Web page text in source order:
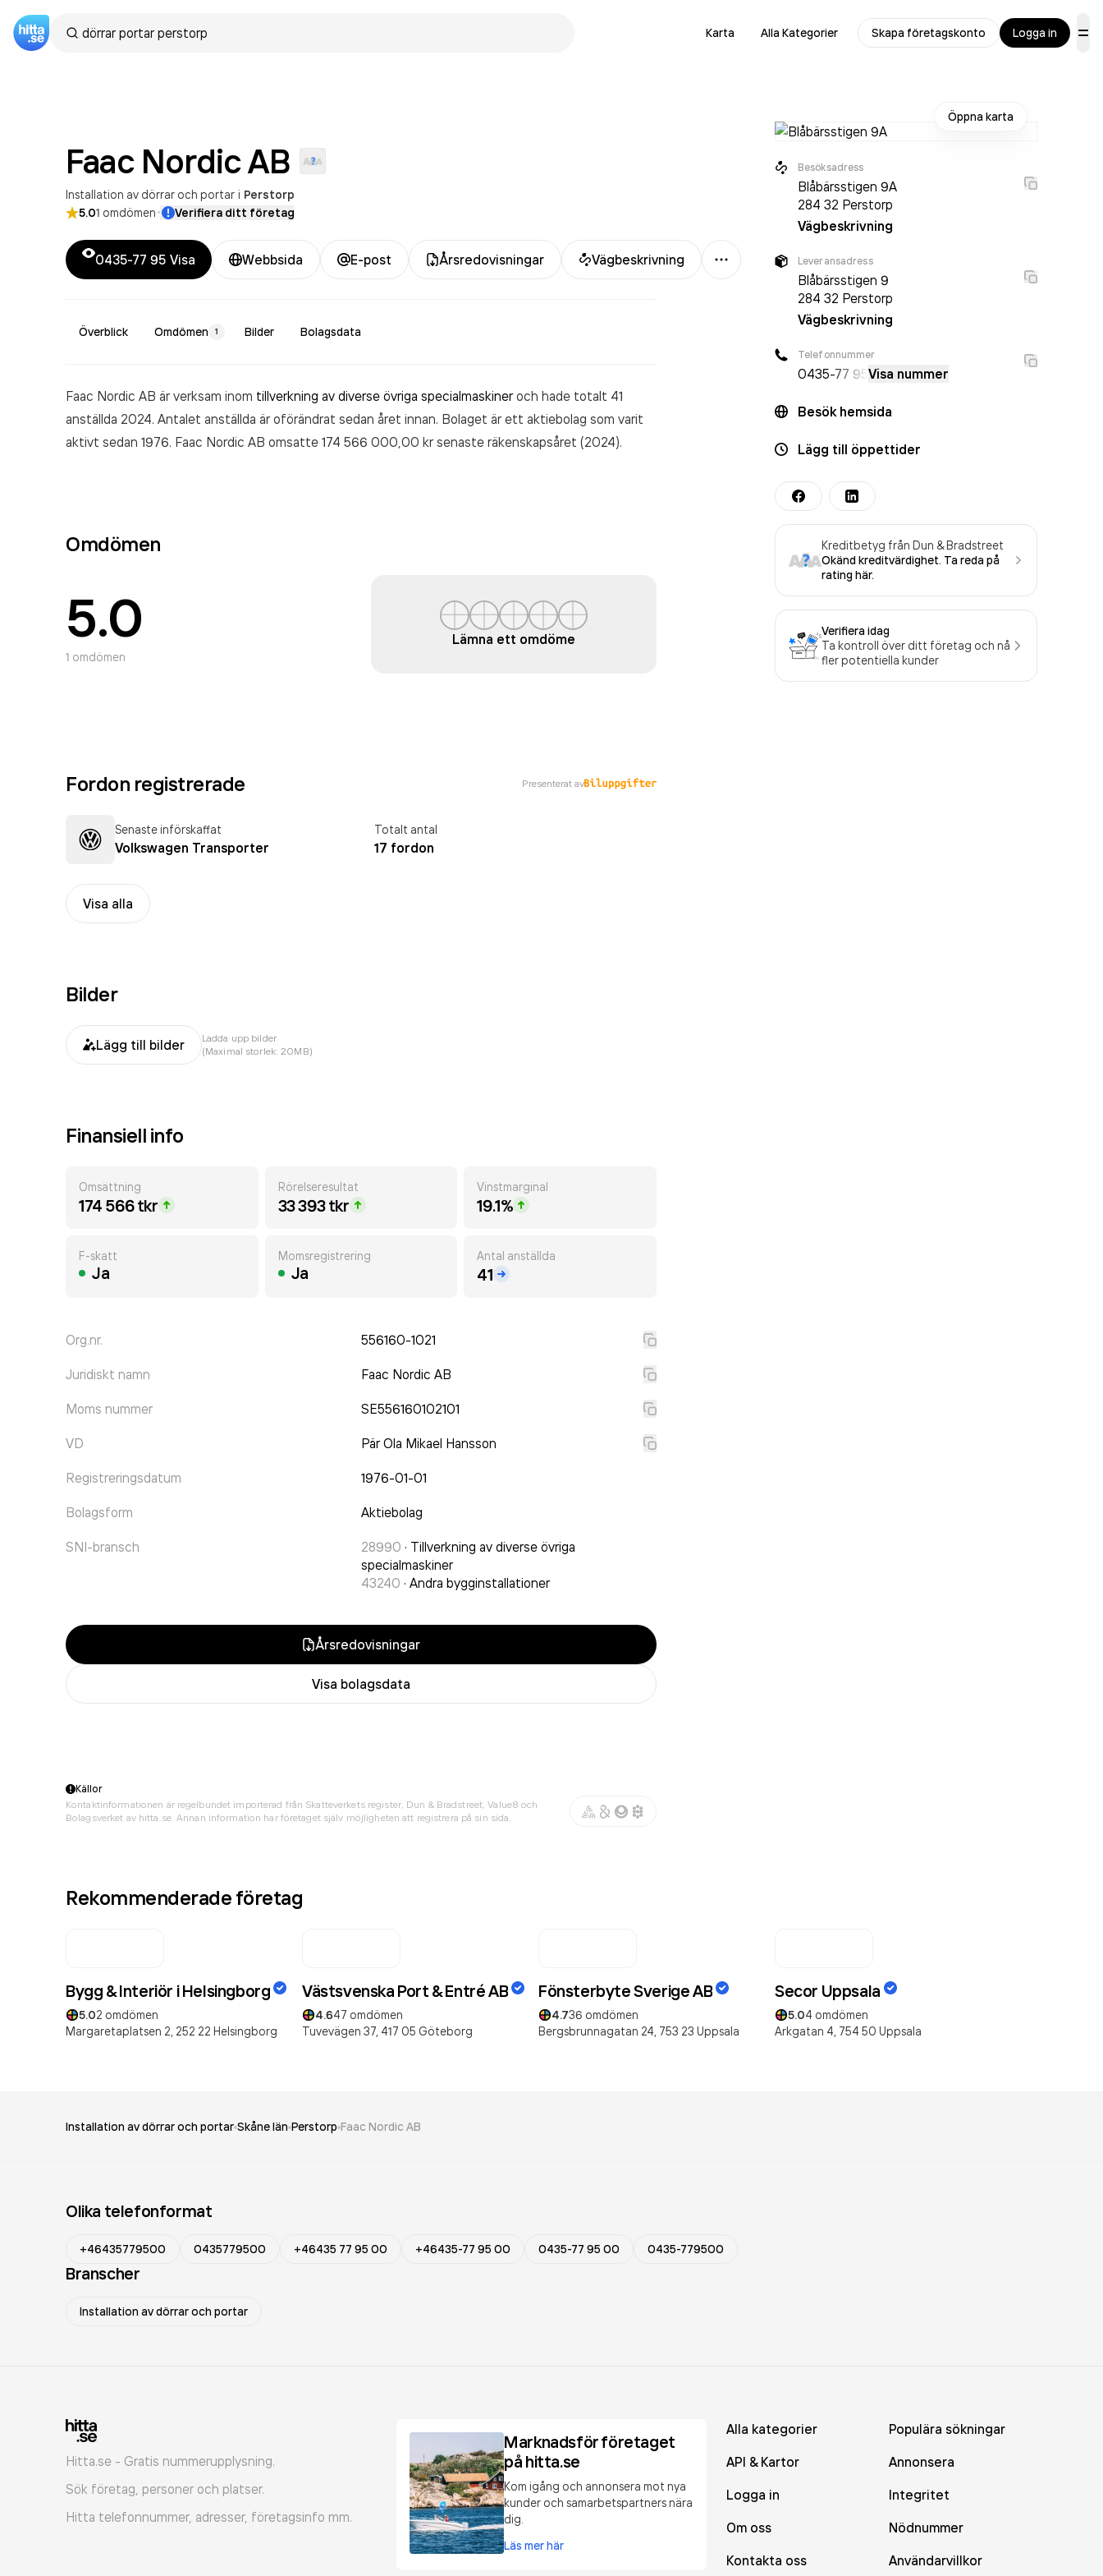
Karta Alla Kategorier Skapa företagskonto Logga in
Faac NordicAB
Installation av dörrar och portar i Perstorp
5.01 omdömen· Verifiera ditt företag
0435-77 95 Visa Webbsida E-post Årsredovisningar Vägbeskrivning
Mer
Överblick Omdömen 1 Bilder Bolagsdata
Faac Nordic AB är verksam inom tillverkning av diverse övriga specialmaskineroch hade totalt 41
anställda 2024. Antalet anställda är oförändrat sedan året innan. Bolaget är ett aktiebolag som varit
aktivt sedan 1976. Faac Nordic AB omsatte 174 566 000,00 krsenaste räkenskapsåret (2024).
Omdömen
5.0
1 omdömen
Lämna ett omdöme
Fordon registrerade Presenterat av
Senaste införskaffat
Volkswagen Transporter
Totalt antal
17 fordon
Visa alla
Bilder
Lägg till bilder
Ladda upp bilder
(Maximal storlek: 20MB)
Finansiell info
Omsättning
174 566 tkr
Rörelseresultat
33 393 tkr
Vinstmarginal
19.1%
F-skatt
Ja
Momsregistrering
Ja
Antal anställda
41
Org.nr. 556160-1021
Juridiskt namn Faac Nordic AB
Moms nummer SE556160102101
VD Pär Ola Mikael Hansson
Registreringsdatum 1976-01-01
Bolagsform Aktiebolag
SNI-bransch 28990 · Tillverkning av diverse övriga
specialmaskiner
43240 · Andra bygginstallationer
Årsredovisningar
Visa bolagsdata
Öppna karta
Besöksadress
Blåbärsstigen 9A
284 32 Perstorp
Vägbeskrivning
Leveransadress
Blåbärsstigen 9
284 32 Perstorp
Vägbeskrivning
Telefonnummer
0435-77 95 Visa nummer
Besök hemsida
Lägg till öppettider
Kreditbetyg från Dun & Bradstreet
Okänd kreditvärdighet. Ta reda på
rating här.
Verifiera idag
Ta kontroll över ditt företag och nå
fler potentiella kunder
Källor
Kontaktinformationen är regelbundet importerad från Skatteverkets register, Dun & Bradstreet, Value8 och
Bolagsverket av hitta.se. Annan information har företaget själv möjligheten att registrera på sin sida.
Rekommenderade företag
Bygg & Interiör i Helsingborg
5.02 omdömen
Margaretaplatsen 2, 252 22 Helsingborg
Västsvenska Port & Entré AB
4.647 omdömen
Tuvevägen 37, 417 05 Göteborg
Fönsterbyte Sverige AB
4.736 omdömen
Bergsbrunnagatan 24, 753 23 Uppsala
Secor Uppsala
5.04 omdömen
Arkgatan 4, 754 50 Uppsala
Installation av dörrar och portar Skåne län Perstorp Faac Nordic AB
Olika telefonformat
+46435779500 0435779500 +46435 77 95 00 +46435-77 95 00 0435-77 95 00 0435-779500
Branscher
Installation av dörrar och portar
Hitta.se - Gratis nummerupplysning.
Sök företag, personer och platser.
Hitta telefonnummer, adresser, företagsinfo mm.
Marknadsför företaget
på hitta.se
Kom igång och annonsera mot nya
kunder och samarbetspartners nära
dig.
Läs mer här
Alla kategorier
Populära sökningar
API & Kartor
Annonsera
Logga in
Integritet
Om oss
Nödnummer
Kontakta oss
Användarvillkor